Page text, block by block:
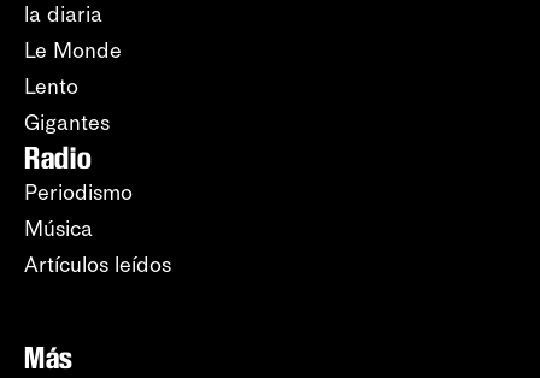
la diaria
Le Monde
Lento
Gigantes
Radio
Periodismo
Música
Artículos leídos
Más